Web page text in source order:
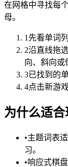
在网格中寻找每
母。
1 先看单词
2沿直线拖
向、斜向或
3已找到的
4点击新游
为什么适
•主题词表
习。
•响应式棋